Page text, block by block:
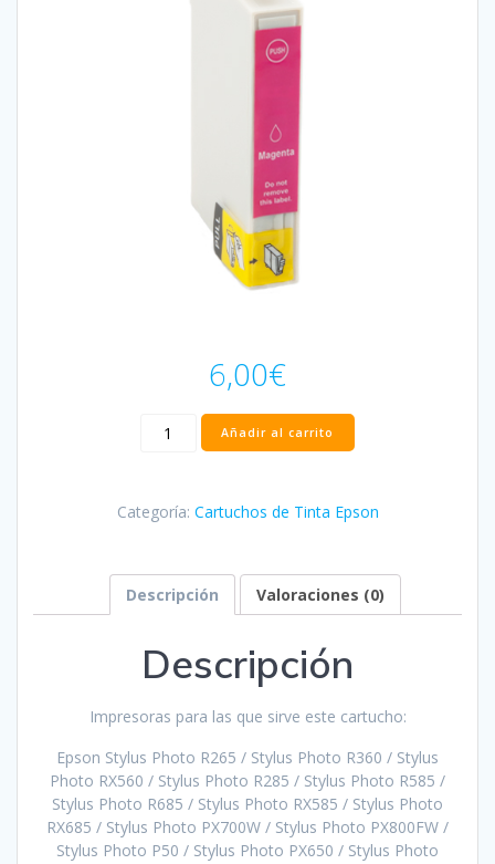
6,00€
Cartucho
Epson
Compatible
cantidad
Añadir al carrito
Categoría: Cartuchos de Tinta Epson
Descripción Valoraciones (0)
Descripción
Impresoras para las que sirve este cartucho:
Epson Stylus Photo R265 / Stylus Photo R360 / Stylus
Photo RX560 / Stylus Photo R285 / Stylus Photo R585 /
Stylus Photo R685 / Stylus Photo RX585 / Stylus Photo
RX685 / Stylus Photo PX700W / Stylus Photo PX800FW /
Stylus Photo P50 / Stylus Photo PX650 / Stylus Photo